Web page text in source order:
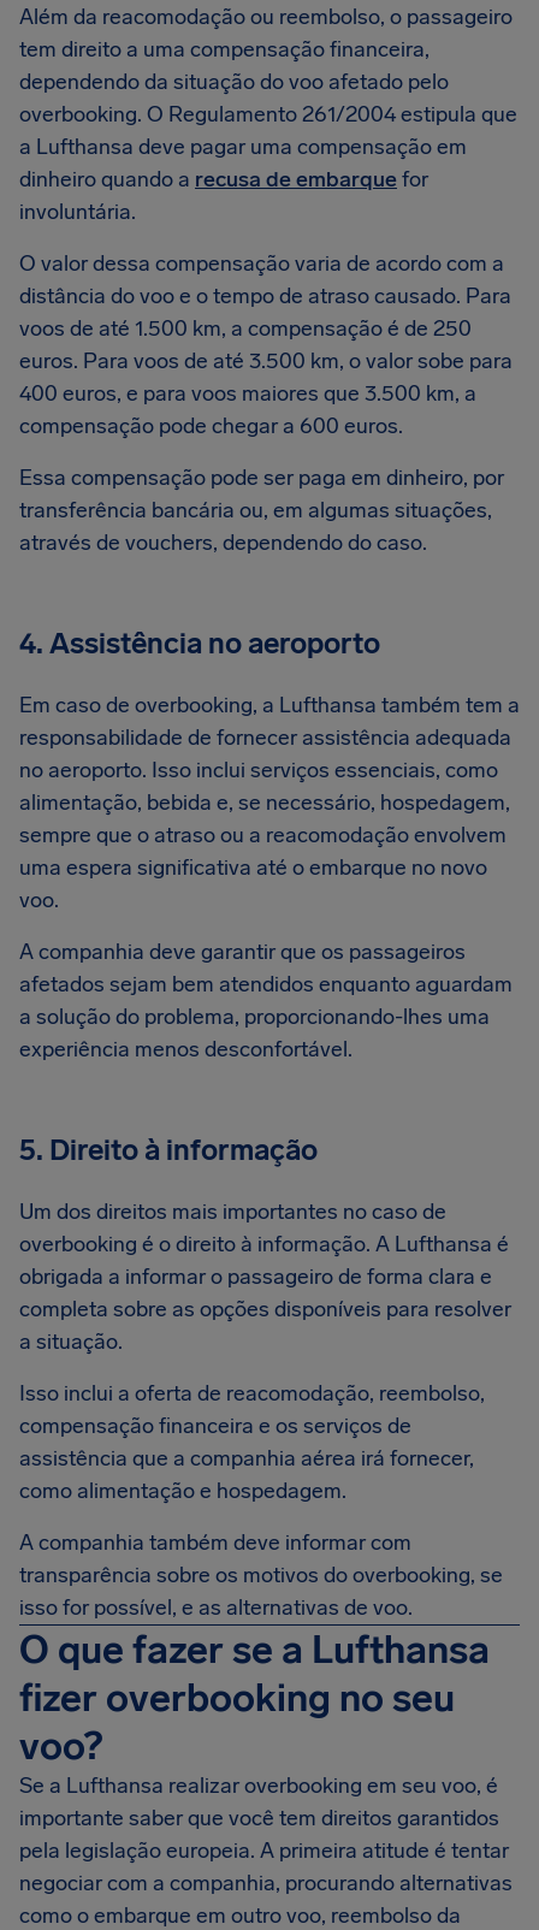
Além da reacomodação ou reembolso, o passageiro
tem direito a uma compensação financeira,
dependendo da situação do voo afetado pelo
overbooking. O Regulamento 261/2004 estipula que
a Lufthansa deve pagar uma compensação em
dinheiro quando a recusa de embarquefor
involuntária.
O valor dessa compensação varia de acordo com a
distância do voo e o tempo de atraso causado. Para
voos de até 1.500 km, a compensação é de 250
euros. Para voos de até 3.500 km, o valor sobe para
400 euros, e para voos maiores que 3.500 km, a
compensação pode chegar a 600 euros.
Essa compensação pode ser paga em dinheiro, por
transferência bancária ou, em algumas situações,
através de vouchers, dependendo do caso.
4. Assistência no aeroporto
Em caso de overbooking, a Lufthansa também tem a
responsabilidade de fornecer assistência adequada
no aeroporto. Isso inclui serviços essenciais, como
alimentação, bebida e, se necessário, hospedagem,
sempre que o atraso ou a reacomodação envolvem
uma espera significativa até o embarque no novo
voo.
A companhia deve garantir que os passageiros
afetados sejam bem atendidos enquanto aguardam
a solução do problema, proporcionando-lhes uma
experiência menos desconfortável.
5. Direito à informação
Um dos direitos mais importantes no caso de
overbooking é o direito à informação. A Lufthansa é
obrigada a informar o passageiro de forma clara e
completa sobre as opções disponíveis para resolver
a situação.
Isso inclui a oferta de reacomodação, reembolso,
compensação financeira e os serviços de
assistência que a companhia aérea irá fornecer,
como alimentação e hospedagem.
A companhia também deve informar com
transparência sobre os motivos do overbooking, se
isso for possível, e as alternativas de voo.
O que fazer se a Lufthansa
fizer overbooking no seu
voo?
Se a Lufthansa realizar overbooking em seu voo, é
importante saber que você tem direitos garantidos
pela legislação europeia. A primeira atitude é tentar
negociar com a companhia, procurando alternativas
como o embarque em outro voo, reembolso da